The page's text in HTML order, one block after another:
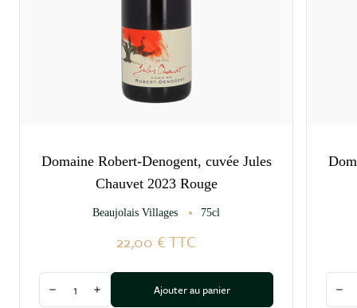
Domaine Robert-Denogent, cuvée Jules
Chauvet 2023 Rouge
Beaujolais Villages 75cl
22,00 €TTC
Diminuer la quantité
Augmenter la quantité
Ajouter au panier